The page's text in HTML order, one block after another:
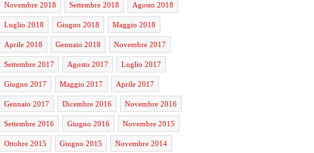
Novembre 2018 Settembre 2018 Agosto 2018
Luglio 2018 Giugno 2018 Maggio 2018
Aprile 2018 Gennaio 2018 Novembre 2017
Settembre 2017 Agosto 2017 Luglio 2017
Giugno 2017 Maggio 2017 Aprile 2017
Gennaio 2017 Dicembre 2016 Novembre 2016
Settembre 2016 Giugno 2016 Novembre 2015
Ottobre 2015 Giugno 2015 Novembre 2014